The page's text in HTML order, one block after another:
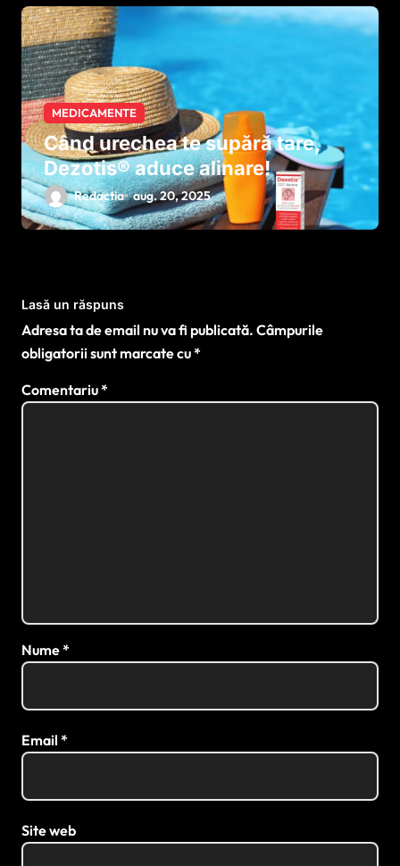
MEDICAMENTE
Când urechea te supără tare,
Dezotis® aduce alinare!
Redactia aug. 20, 2025
Lasă un răspuns
Adresa ta de email nu va fi publicată. Câmpurile
obligatorii sunt marcate cu*
Comentariu*
Nume*
Email *
Site web